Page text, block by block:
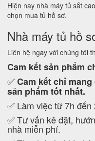
Hiện nay nhà máy tủ sắt
chọn mua tủ hồ sơ.
Nhà máy tủ hồ
Liên hệ ngay với chúng tôi
Cam kếtsản phẩm
✅Cam kếtchỉ
sản phẩm tốt nhất.
✅ Làm việc từ 7h
✅ Tư vấn kê đặt,
nhà miễn phí.